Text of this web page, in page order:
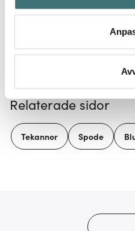
Identifiera din enhet
Ta reda på mer om hur dina
Du kan ändra eller dra
Vi använder cookies för att
ska anpassas efter det som
gör också att vi kan
Låt dig
Relaterade sidor
Tekannor Spode